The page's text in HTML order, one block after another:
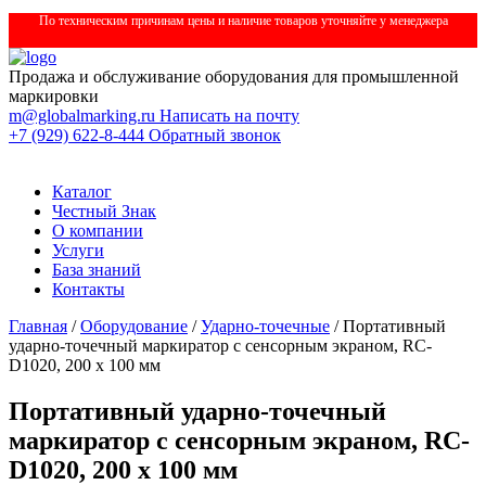
По техническим причинам цены и наличие товаров уточняйте у менеджера
Продажа и обслуживание оборудования для промышленной
маркировки
m@globalmarking.ru Написать на почту
+7 (929) 622-8-444 Обратный звонок
Каталог
Честный Знак
О компании
Услуги
База знаний
Контакты
Главная /Оборудование /Ударно-точечные / Портативный
ударно-точечный маркиратор с сенсорным экраном, RC-
D1020, 200 x 100 мм
Портативный ударно-точечный
маркиратор с сенсорным экраном, RC-
D1020, 200 x 100 мм